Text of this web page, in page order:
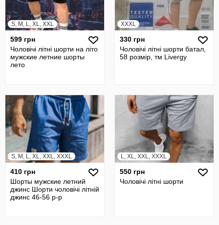
S, M, L, XL, XXL
599 грн
Чоловічі літні шорти на літо
мужские летние шорты
лето
XXXL
330 грн
Чоловічі літні шорти батал,
58 розмір, тм Livergy
S, M, L, XL, XXL, XXXL
410 грн
Шорты мужские летний
джинс Шорти чоловічі літній
джинс 46-56 р-р
L, XL, XXL, XXXL
550 грн
Чоловічі літні шорти